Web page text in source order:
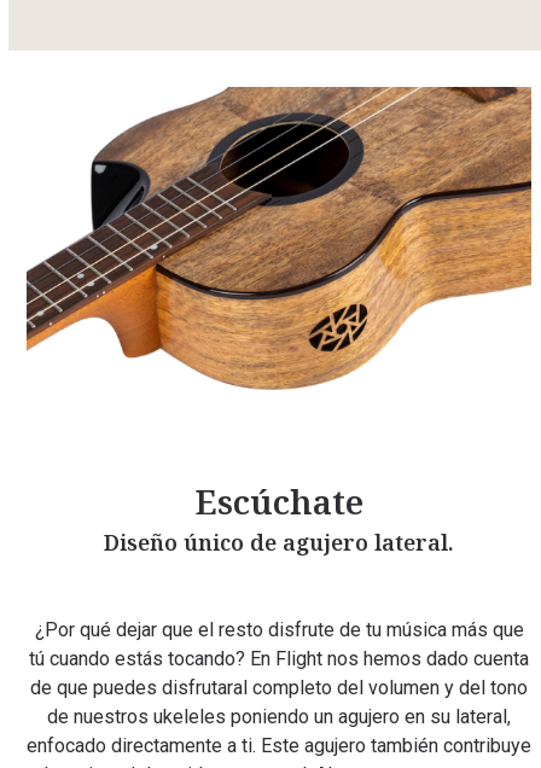
Escúchate
Diseño único de agujero lateral.
¿Por qué dejar que el resto disfrute de tu música más que
tú cuando estás tocando? En Flight nos hemos dado cuenta
de que puedes disfrutaral completo del volumen y del tono
de nuestros ukeleles poniendo un agujero en su lateral,
enfocado directamente a ti. Este agujero también contribuye